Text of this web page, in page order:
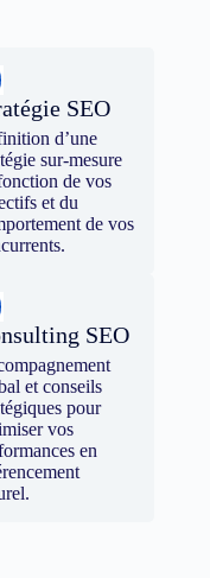
SEO
d’une
sur-mesure
de vos
et du
de vos
SEO
et conseils
pour
vos
en